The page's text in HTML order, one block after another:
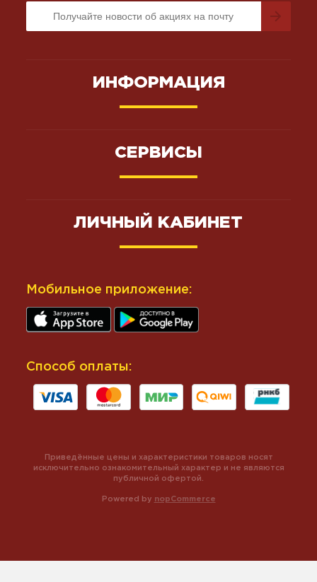
ИНФОРМАЦИЯ
СЕРВИСЫ
ЛИЧНЫЙ КАБИНЕТ
Мобильное приложение:
Способ оплаты:
Powered by nopCommerce
Приведённые цены и характеристики товаров носят
исключительно ознакомительный характер и не являются
публичной офертой.